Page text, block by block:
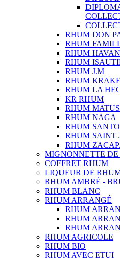
RHUM DON
RHUM
RHUM
RHUM
RHUM J.M
RHUM
RHUM LA
KR RHUM
RHUM
RHUM NAGA
RHUM
RHUM SAINT
RHUM
MIGNONNETTE
COFFRET RHUM
LIQUEUR DE
RHUM AMBRÉ -
RHUM BLANC
RHUM ARRANGÉ
RHUM
RHUM
RHUM
RHUM AGRICOLE
RHUM BIO
RHUM AVEC ETUI